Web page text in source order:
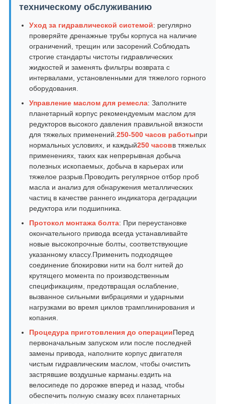
техническому обслуживанию
Уход за гидравлической системой: регулярно
проверяйте дренажные трубы корпуса на наличие
ограничений, трещин или засорений.Соблюдать
строгие стандарты чистоты гидравлических
жидкостей и заменять фильтры возврата с
интервалами, установленными для тяжелого горного
оборудования.
Управление маслом для ремесла: Заполните
планетарный корпус рекомендуемым маслом для
редукторов высокого давления правильной вязкости
для тяжелых применений.250-500 часов работыпри
нормальных условиях, и каждый250 часовв тяжелых
применениях, таких как непрерывная добыча
полезных ископаемых, добыча в карьерах или
тяжелое разрыв.Проводить регулярное отбор проб
масла и анализ для обнаружения металлических
частиц в качестве раннего индикатора деградации
редуктора или подшипника.
Протокол монтажа болта: При переустановке
окончательного привода всегда устанавливайте
новые высокопрочные болты, соответствующие
указанному классу.Применить подходящее
соединение блокировки нити на болт нитей до
крутящего момента по производственным
спецификациям, предотвращая ослабление,
вызванное сильными вибрациями и ударными
нагрузками во время циклов трамплинирования и
копания.
Процедура приготовления до операцииПеред
первоначальным запуском или после последней
замены привода, наполните корпус двигателя
чистым гидравлическим маслом, чтобы очистить
застрявшие воздушные карманы.ездить на
велосипеде по дорожке вперед и назад, чтобы
обеспечить полную смазку всех планетарных